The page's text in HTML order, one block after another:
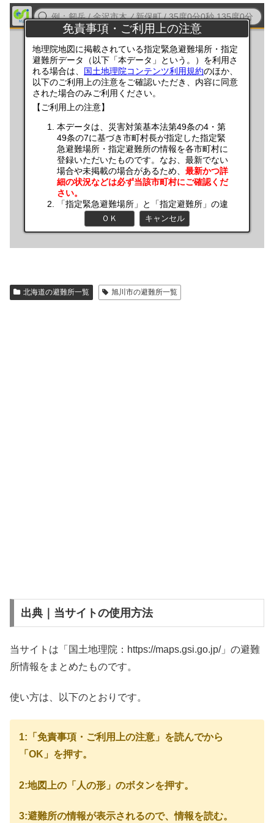
北海道の避難所一覧 旭川市の避難所一覧
出典｜当サイトの使用方法
当サイトは「国土地理院：https://maps.gsi.go.jp/」の避難
所情報をまとめたものです。
使い方は、以下のとおりです。
1:「免責事項・ご利用上の注意」を読んでから
「OK」を押す。
2:地図上の「人の形」のボタンを押す。
3:避難所の情報が表示されるので、情報を読む。